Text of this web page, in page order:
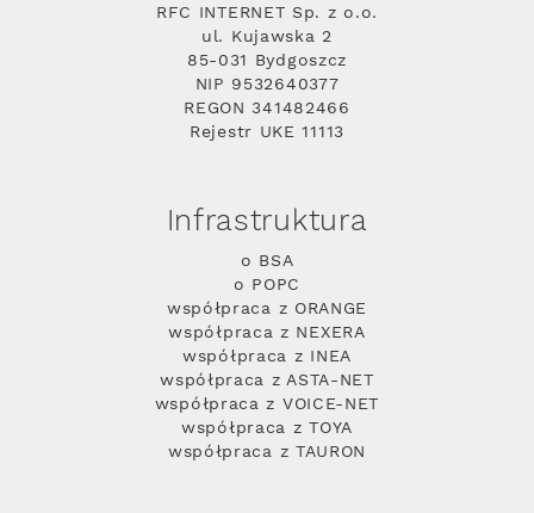
RFC INTERNET Sp. z o.o.
ul. Kujawska 2
85-031 Bydgoszcz
NIP 9532640377
REGON 341482466
Rejestr UKE 11113
Infrastruktura
o BSA
o POPC
współpraca z ORANGE
współpraca z NEXERA
współpraca z INEA
współpraca z ASTA-NET
współpraca z VOICE-NET
współpraca z TOYA
współpraca z TAURON